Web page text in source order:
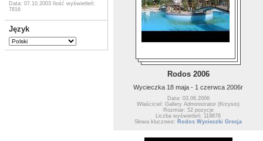
Data: 07.10.2003
Ilość wyświetleń:
7816
Język
Rodos 2006
Wycieczka 18 maja - 1 czerwca 2006r
Data: 03.06.2006
Właściciel: Gallery Administrator (Krzysio)
Rozmiar: 52 pozycje
Liczba wyświetleń: 119876
Słowa kluczowe: Rodos Wycieczki Grecja